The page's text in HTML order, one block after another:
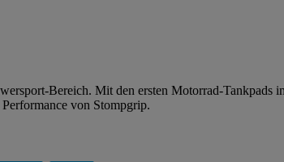
Bereich. Mit den ersten Motorrad-Tankpads
von Stompgrip.